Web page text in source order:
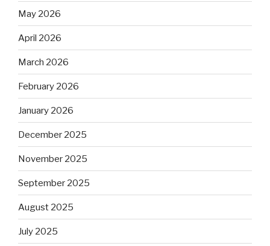
May 2026
April 2026
March 2026
February 2026
January 2026
December 2025
November 2025
September 2025
August 2025
July 2025